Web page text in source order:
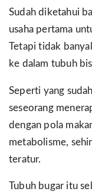
Sudah diketahui
usaha pertama
Tetapi tidak
ke dalam tubuh
Seperti yang
seseorang
dengan pola
metabolisme,
teratur.
Tubuh bugar itu